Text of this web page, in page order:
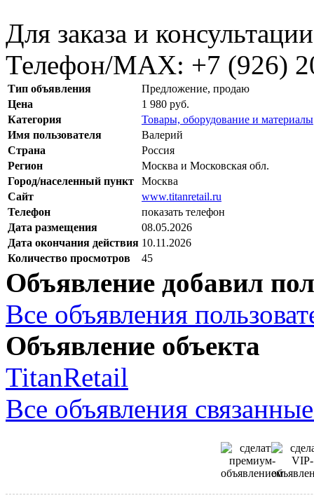
Для заказа и
Телефон/МАХ: +7 (926)
Тип объявления
Предложение, продаю
Цена
1 980 руб.
Категория
Товары, оборудование и материалы
Имя пользователя
Валерий
Страна
Россия
Регион
Москва и Московская обл.
Город/населенный пункт
Москва
Сайт
www.titanretail.ru
Телефон
показать телефон
Дата размещения
08.05.2026
Дата окончания действия 10.11.2026
Количество просмотров
45
Объявление добавил
Все объявления
Объявление объекта
TitanRetail
Все объявления